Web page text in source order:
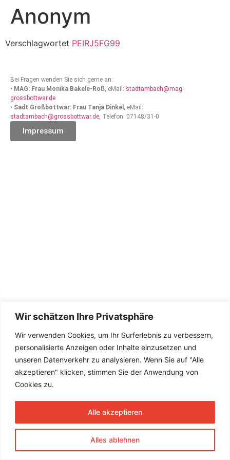
Wir schätzen Ihre Privatsphäre
Wir verwenden Cookies, um Ihr Surferlebnis zu verbessern,
personalisierte Anzeigen oder Inhalte einzusetzen und
unseren Datenverkehr zu analysieren. Wenn Sie auf "Alle
akzeptieren" klicken, stimmen Sie der Anwendung von
Cookies zu.
Alles ablehnen
Alle akzeptieren
Anonym
Verschlagwortet PEIRJ5FG99
Bei Fragen wenden Sie sich gerne an:
• MAG: Frau Monika Bakele-Roß, eMail: stadtambach@mag-
grossbottwar.de
• Sadt Großbottwar: Frau Tanja Dinkel , eMail:
stadtambach@grossbottwar.de, Telefon: 07148/31-0
Impressum